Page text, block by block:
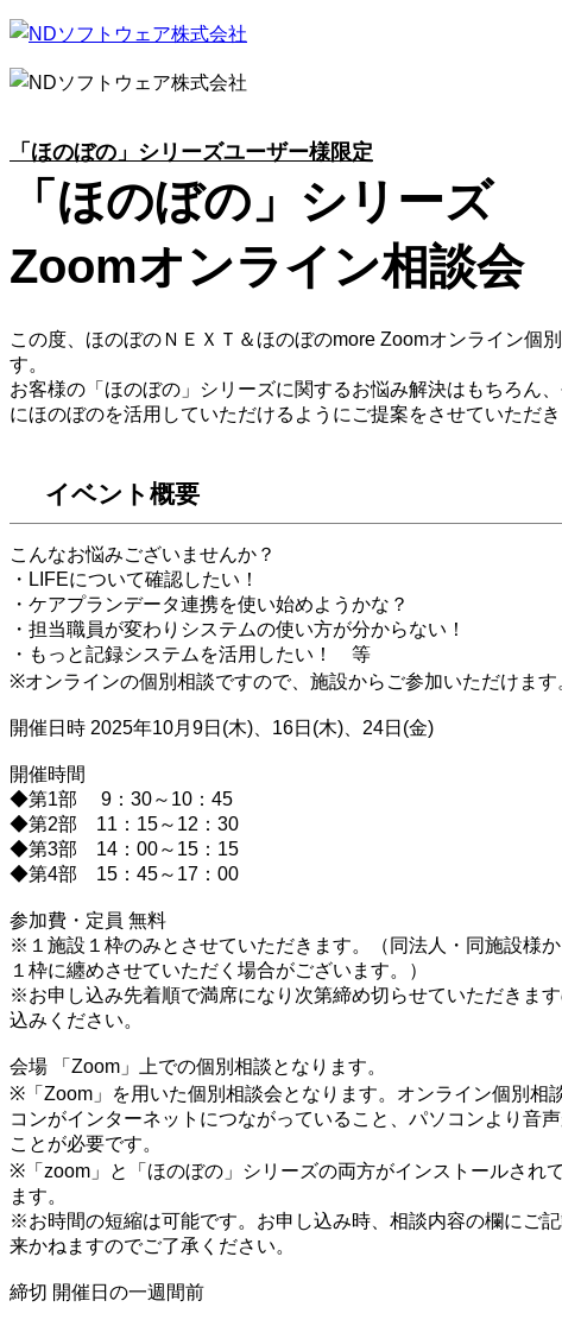
「ほのぼの」シリーズユーザー様限定
「ほのぼの」シリーズ
Zoomオンライン相談会
この度、ほのぼのＮＥＸＴ＆ほのぼのmore Zoomオンライン個
す。
お客様の「ほのぼの」シリーズに関するお悩み解決はもちろん
にほのぼのを活用していただけるようにご提案をさせていただき
イベント概要
こんなお悩みございませんか？
・LIFEについて確認したい！
・ケアプランデータ連携を使い始めようかな？
・担当職員が変わりシステムの使い方が分からない！
・もっと記録システムを活用したい！ 等
※オンラインの個別相談ですので、施設からご参加いただけます
開催日時 2025年10月9日(木)、16日(木)、24日(金)
開催時間
◆第1部 9：30～10：45
◆第2部 11：15～12：30
◆第3部 14：00～15：15
◆第4部 15：45～17：00
参加費・定員 無料
※１施設１枠のみとさせていただきます。（同法人・同施設様か
１枠に纏めさせていただく場合がございます。）
※お申し込み先着順で満席になり次第締め切らせていただきま
込みください。
会場 「Zoom」上での個別相談となります。
※「Zoom」を用いた個別相談会となります。オンライン個別相
コンがインターネットにつながっていること、パソコンより音
ことが必要です。
※「zoom」と「ほのぼの」シリーズの両方がインストールされ
ます。
※お時間の短縮は可能です。お申し込み時、相談内容の欄にご
来かねますのでご了承ください。
締切 開催日の一週間前